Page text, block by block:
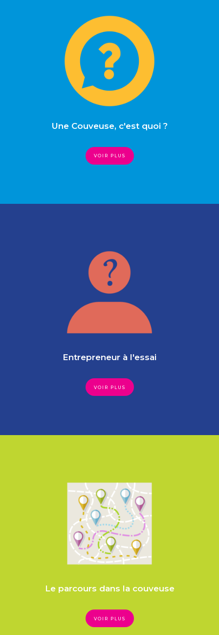
Une Couveuse, c'est quoi ?
VOIR PLUS
Entrepreneur à l'essai
VOIR PLUS
Le parcours dans la couveuse
VOIR PLUS